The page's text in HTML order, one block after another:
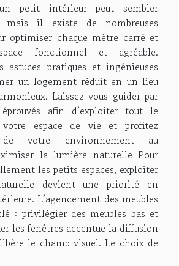
petit intérieur peut sembler
mais il existe de nombreuses
optimiser chaque mètre carré et
fonctionnel et agréable.
astuces pratiques et ingénieuses
un logement réduit en un lieu
Laissez-vous guider par
afin d’exploiter tout le
espace de vie et profitez
de votre environnement au
la lumière naturelle Pour
les petits espaces, exploiter
devient une priorité en
L’agencement des meubles
: privilégier des meubles bas et
les fenêtres accentue la diffusion
le champ visuel. Le choix de